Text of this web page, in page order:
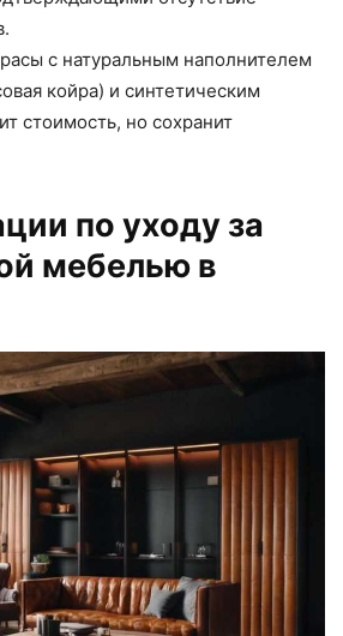
с натуральным наполнителем
койра) и синтетическим
стоимость, но сохранит
по уходу за
мебелью в